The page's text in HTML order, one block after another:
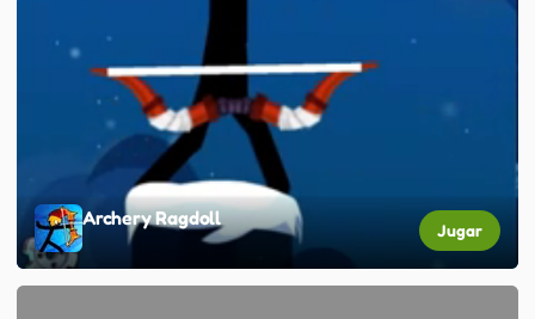
Archery Ragdoll
Jugar